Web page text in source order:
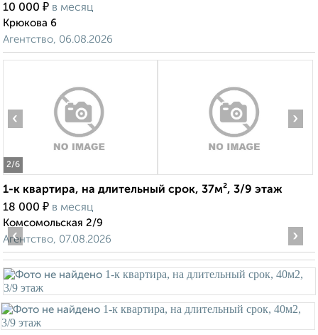
10 000 ₽ в месяц
Крюкова 6
Агентство, 06.08.2026
2/6
‹ ›
1-к квартира, на длительный срок, 37м², 3/9 этаж
18 000 ₽ в месяц
Комсомольская 2/9
Агентство, 07.08.2026
‹ ›